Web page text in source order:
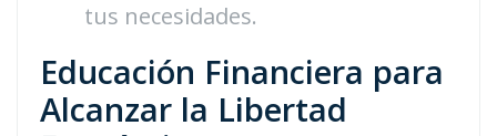
tus necesidades.
Educación Financiera para
Alcanzar la Libertad